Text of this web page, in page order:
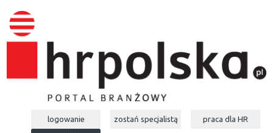
logowanie zostań specjalistą praca dla HR